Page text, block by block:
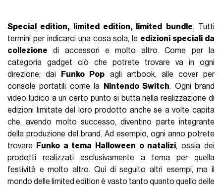
Special edition, limited edition, limited bundle. Tutti
termini per indicarci una cosa sola, le edizioni speciali da
collezione di accessori e molto altro. Come per la
categoria gadget ciò che potrete trovare va in ogni
direzione; dai
Funko Pop agli artbook, alle cover per
console portatili come la
Nintendo Switch. Ogni brand
video ludico a un certo punto si butta nella realizzazione di
edizioni limitate del loro prodotto anche se a volte capita
che, avendo molto successo, diventino parte integrante
della produzione del brand. Ad esempio, ogni anno potrete
trovare Funko a tema Halloween o natalizi, ossia dei
prodotti realizzati esclusivamente a tema per quella
festività e molto altro. Qui di seguito altri esempi, ma il
mondo delle limited edition è vasto tanto quanto quello delle